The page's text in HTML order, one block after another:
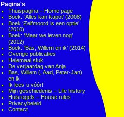
Pagina's
Thuispagina – Home page
Boek: ‘Alles kan kapot’ (2008)
Boek ‘Zelfmoord is een optie’
(2010)
Boek: ‘Maar we leven nog’
(2012)
Boek: ‘Bas, Willem en ik’ (2014)
Overige publicaties
Helemaal stuk
De verjaardag van Anja
Bas, Willem (, Aad, Peter-Jan)
en ik
Ik lees u vóór!
Mijn geschiedenis – Life history
Huisregels – House rules
Privacybeleid
Contact